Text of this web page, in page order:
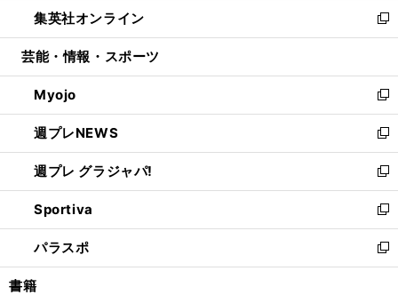
く
で
開
ド
ウ
開
く
ィ
ン
ウ
で
開
く
い
ウ
ン
ド
ウ
で
開
く
集英社オンライン
新
し
ウ
ィ
ン
ド
ウ
で
開
く
芸能・情報・スポーツ
Myojo
新
し
い
ウ
ィ
ン
ド
ウ
で
開
週プレNEWS
新
し
い
ウ
ィ
ン
ド
ウ
週プレ グラジャパ!
新
し
い
ウ
ィ
ン
Sportiva
新
し
い
ウ
パラスポ
新
し
書籍